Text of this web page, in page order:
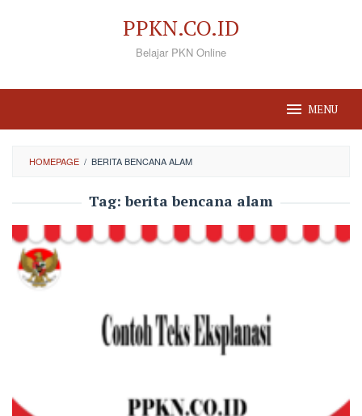
PPKN.CO.ID
Belajar PKN Online
MENU
HOMEPAGE / BERITA BENCANA ALAM
Tag:berita bencana alam